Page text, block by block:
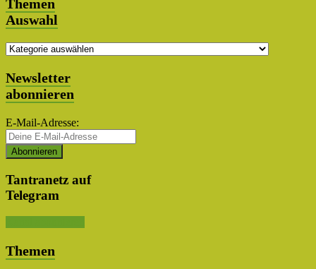
Themen
Auswahl
Themen
Newsletter
abonnieren
E-Mail-Adresse:
Tantranetz auf
Telegram
Themen